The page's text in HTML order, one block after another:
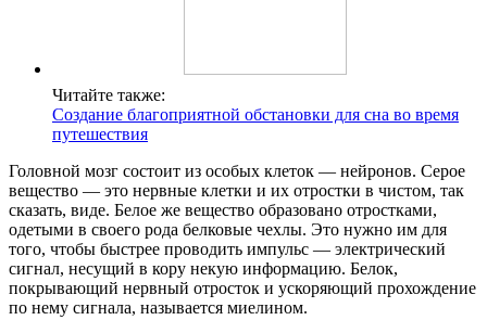
Читайте также:
Создание благоприятной обстановки для сна во время
путешествия
Головной мозг состоит из особых клеток — нейронов. Серое
вещество — это нервные клетки и их отростки в чистом, так
сказать, виде. Белое же вещество образовано отростками,
одетыми в своего рода белковые чехлы. Это нужно им для
того, чтобы быстрее проводить импульс — электрический
сигнал, несущий в кору некую информацию. Белок,
покрывающий нервный отросток и ускоряющий прохождение
по нему сигнала, называется миелином.